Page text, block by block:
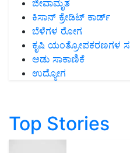
ಜೀವಾಮೃತ
ಕಿಸಾನ್ ಕ್ರೇಡಿಟ್ ಕಾರ್ಡ್
ಬೆಳೆಗಳ ರೋಗ
ಕೃಷಿ ಯಂತ್ರೋಪಕರಣಗಳ
ಆಡು ಸಾಕಾಣಿಕೆ
ಉದ್ಯೋಗ
Top Stories